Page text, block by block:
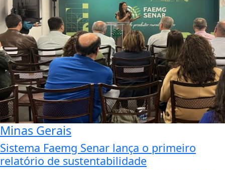
Minas Gerais
Sistema Faemg Senar lança o primeiro
relatório de sustentabilidade